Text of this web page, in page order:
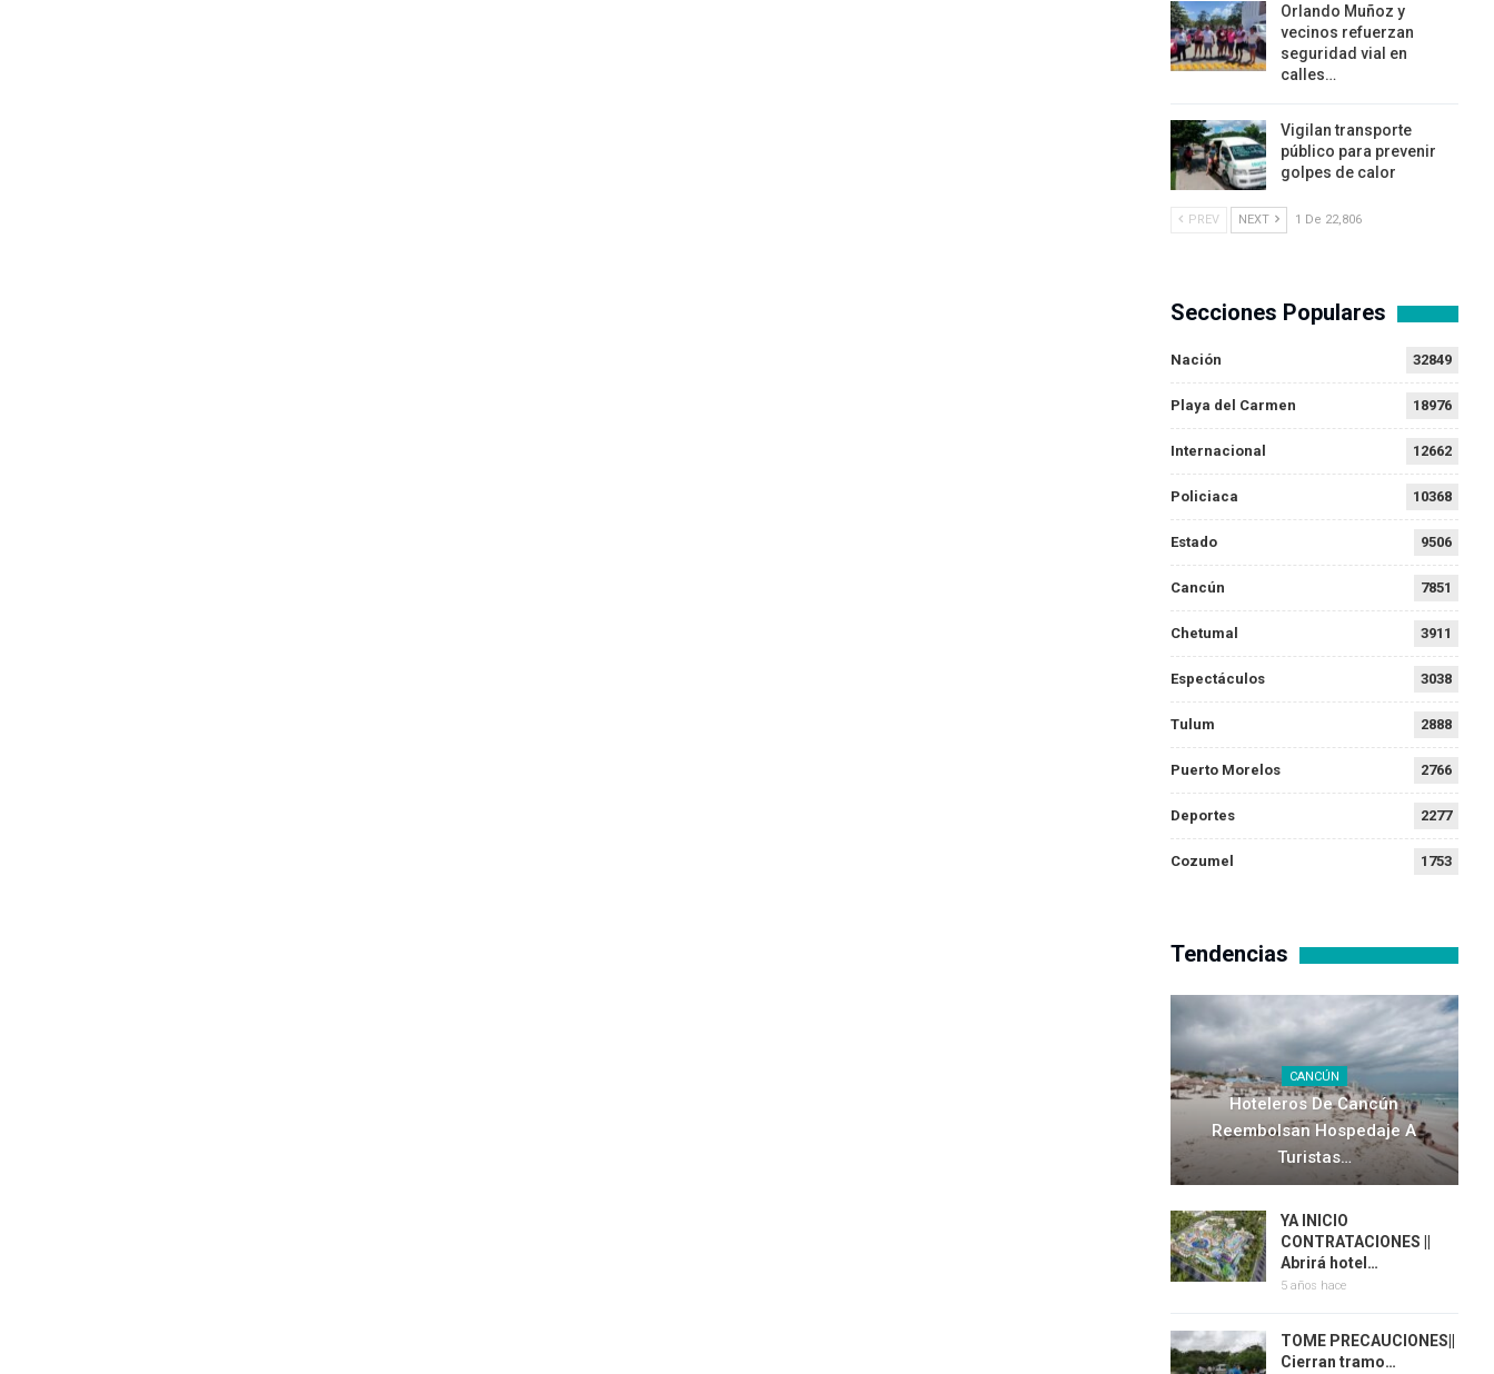
Orlando Muñoz y
vecinos refuerzan
seguridad vial en
calles…
Vigilan transporte
público para prevenir
golpes de calor
PREV NEXT 1 De 22,806
Secciones Populares
Nación 32849
Playa del Carmen 18976
Internacional 12662
Policiaca 10368
Estado 9506
Cancún 7851
Chetumal 3911
Espectáculos 3038
Tulum 2888
Puerto Morelos 2766
Deportes 2277
Cozumel 1753
Tendencias
CANCÚN
Hoteleros De Cancún
Reembolsan Hospedaje A
Turistas…
YA INICIO
CONTRATACIONES ||
Abrirá hotel…
5 años hace
TOME PRECAUCIONES||
Cierran tramo…